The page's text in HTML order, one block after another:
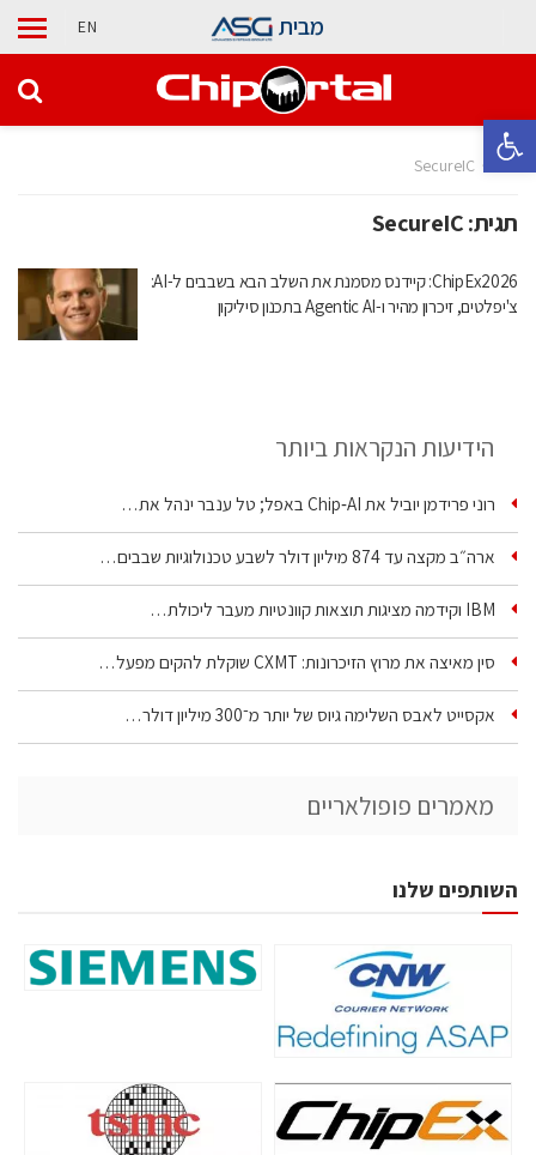
פתח סרגל נגישות
מבית EN
בית SecureIC
תגית:SecureIC
ChipEx2026: קיידנס מסמנת את השלב הבא בשבבים ל-AI:
צ'יפלטים, זיכרון מהיר ו-Agentic AI בתכנון סיליקון
הידיעות הנקראות ביותר
רוני פרידמן יוביל את Chip‑AI באפל; טל ענבר ינהל את…
ארה״ב מקצה עד 874 מיליון דולר לשבע טכנולוגיות שבבים…
IBM וקידמה מציגות תוצאות קוונטיות מעבר ליכולת…
סין מאיצה את מרוץ הזיכרונות: CXMT שוקלת להקים מפעל…
אקסייט לאבס השלימה גיוס של יותר מ־300 מיליון דולר…
מאמרים פופולאריים
השותפים שלנו